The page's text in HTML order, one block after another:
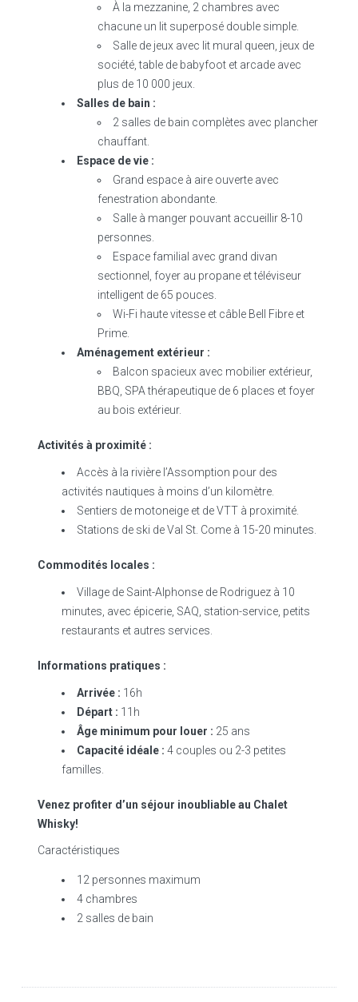
À la mezzanine, 2 chambres avec
chacune un lit superposé double simple.
Salle de jeux avec lit mural queen, jeux de
société, table de babyfoot et arcade avec
plus de 10 000 jeux.
Salles de bain :
2 salles de bain complètes avec plancher
chauffant.
Espace de vie :
Grand espace à aire ouverte avec
fenestration abondante.
Salle à manger pouvant accueillir 8-10
personnes.
Espace familial avec grand divan
sectionnel, foyer au propane et téléviseur
intelligent de 65 pouces.
Wi-Fi haute vitesse et câble Bell Fibre et
Prime.
Aménagement extérieur :
Balcon spacieux avec mobilier extérieur,
BBQ, SPA thérapeutique de 6 places et foyer
au bois extérieur.
Activités à proximité :
Accès à la rivière l’Assomption pour des
activités nautiques à moins d’un kilomètre.
Sentiers de motoneige et de VTT à proximité.
Stations de ski de Val St. Come à 15-20 minutes.
Commodités locales :
Village de Saint-Alphonse de Rodriguez à 10
minutes, avec épicerie, SAQ, station-service, petits
restaurants et autres services.
Informations pratiques :
Arrivée : 16h
Départ : 11h
Âge minimum pour louer : 25 ans
Capacité idéale : 4 couples ou 2-3 petites
familles.
Venez profiter d’un séjour inoubliable au Chalet
Whisky!
Caractéristiques
12 personnes maximum
4 chambres
2 salles de bain